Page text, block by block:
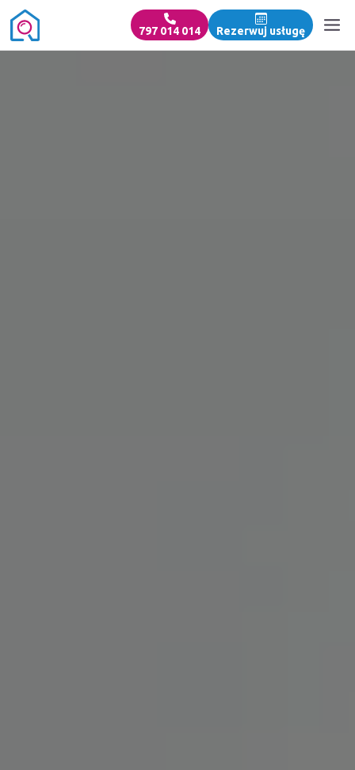
797 014 014 Rezerwuj usługę